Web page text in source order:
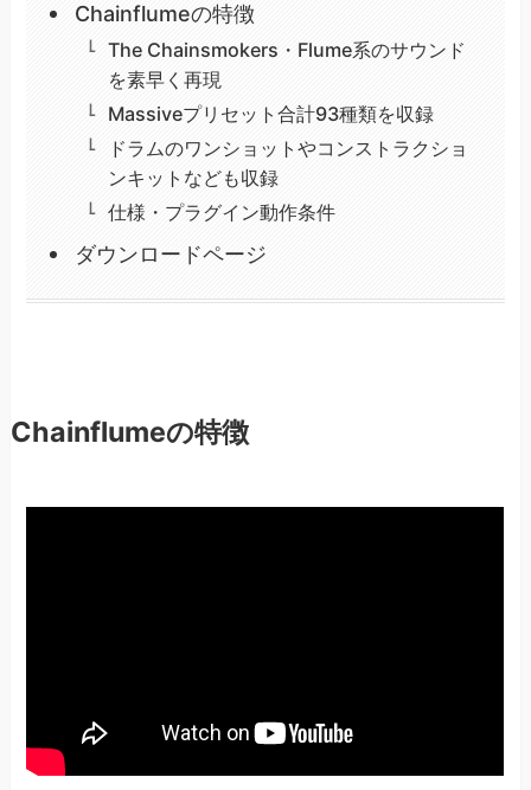
Chainflumeの特徴
The Chainsmokers・Flume系のサウンド
を素早く再現
Massiveプリセット合計93種類を収録
ドラムのワンショットやコンストラクショ
ンキットなども収録
仕様・プラグイン動作条件
ダウンロードページ
Chainflumeの特徴